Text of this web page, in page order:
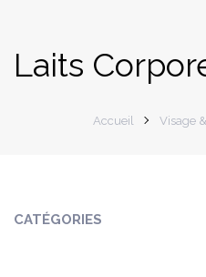
Laits
Accueil Visage
CATÉGORIES